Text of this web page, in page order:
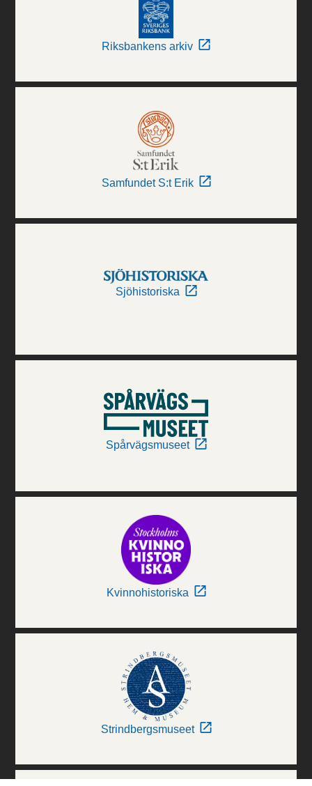
Riksbankens arkiv
Samfundet S:t Erik
Sjöhistoriska
Spårvägsmuseet
Kvinnohistoriska
Strindbergsmuseet